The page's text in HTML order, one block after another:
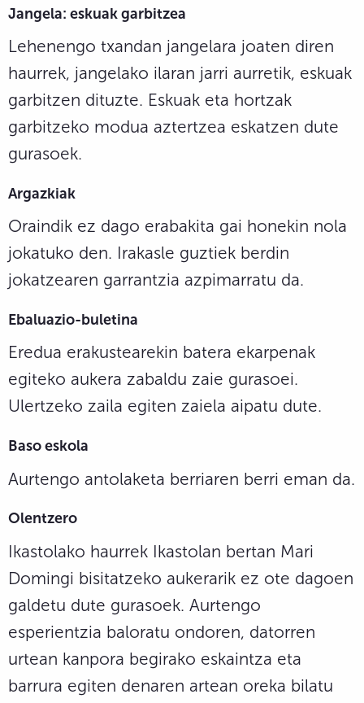
Jangela: eskuak garbitzea
Lehenengo txandan jangelara joaten diren
haurrek, jangelako ilaran jarri aurretik, eskuak
garbitzen dituzte. Eskuak eta hortzak
garbitzeko modua aztertzea eskatzen dute
gurasoek.
Argazkiak
Oraindik ez dago erabakita gai honekin nola
jokatuko den. Irakasle guztiek berdin
jokatzearen garrantzia azpimarratu da.
Ebaluazio-buletina
Eredua erakustearekin batera ekarpenak
egiteko aukera zabaldu zaie gurasoei.
Ulertzeko zaila egiten zaiela aipatu dute.
Baso eskola
Aurtengo antolaketa berriaren berri eman da.
Olentzero
Ikastolako haurrek Ikastolan bertan Mari
Domingi bisitatzeko aukerarik ez ote dagoen
galdetu dute gurasoek. Aurtengo
esperientzia baloratu ondoren, datorren
urtean kanpora begirako eskaintza eta
barrura egiten denaren artean oreka bilatu